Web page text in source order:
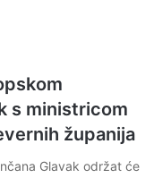
s ministricom
županija
Glavak održat će